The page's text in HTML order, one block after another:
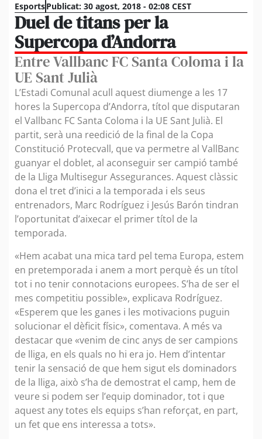
EsportsPublicat: 30 agost, 2018 - 02:08 CEST
Duel de titans per la
Supercopa d’Andorra
Entre Vallbanc FC Santa Coloma i la
UE Sant Julià
L’Estadi Comunal acull aquest diumenge a les 17
hores la Supercopa d’Andorra, títol que disputaran
el Vallbanc FC Santa Coloma i la UE Sant Julià. El
partit, serà una reedició de la final de la Copa
Constitució Protecvall, que va permetre al VallBanc
guanyar el doblet, al aconseguir ser campió també
de la Lliga Multisegur Assegurances. Aquest clàssic
dona el tret d’inici a la temporada i els seus
entrenadors, Marc Rodríguez i Jesús Barón tindran
l’oportunitat d’aixecar el primer títol de la
temporada.
«Hem acabat una mica tard pel tema Europa, estem
en pretemporada i anem a mort perquè és un títol
tot i no tenir connotacions europees. S’ha de ser el
mes competitiu possible», explicava Rodríguez.
«Esperem que les ganes i les motivacions puguin
solucionar el dèficit físic», comentava. A més va
destacar que «venim de cinc anys de ser campions
de lliga, en els quals no hi era jo. Hem d’intentar
tenir la sensació de que hem sigut els dominadors
de la lliga, això s’ha de demostrat el camp, hem de
veure si podem ser l’equip dominador, tot i que
aquest any totes els equips s’han reforçat, en part,
un fet que ens interessa a tots».